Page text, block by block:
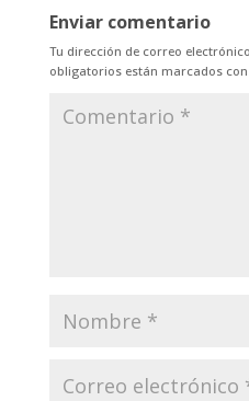
Enviar comentario
Tu dirección de correo
obligatorios están marcados con